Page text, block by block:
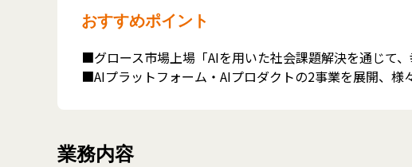
おすすめポイント
■グロース市場上場「AIを用いた社会課題解決を通じて
■AIプラットフォーム・AIプロダクトの2事業を展開、
業務内容